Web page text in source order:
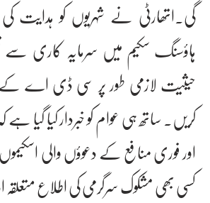
گی۔اتھارٹی نے شہریوں کو
ہاؤسنگ سکیم میں سرمایہ کاری
حیثیت لازمی طور پر سی ڈی اے
کریں۔ ساتھ ہی عوام کو خبردار کیا گیا ہے
اور فوری منافع کے دعوؤں والی
کسی بھی مشکوک سرگرمی کی اطلاع